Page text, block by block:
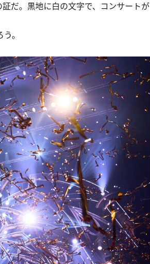
だ。黒地に白の文字で、コンサートが
。